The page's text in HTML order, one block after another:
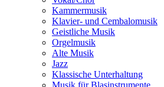
Kammermusik
Klavier- und Cembalomusik
Geistliche Musik
Orgelmusik
Alte Musik
Jazz
Klassische Unterhaltung
Musik für Blasinstrumente